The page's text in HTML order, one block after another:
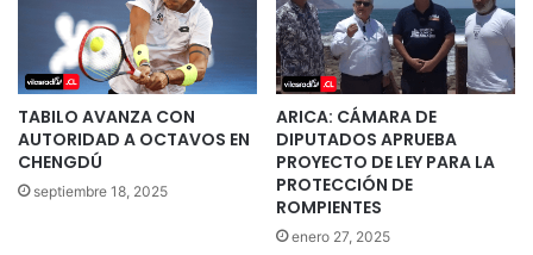
TABILO AVANZA CON
AUTORIDAD A OCTAVOS EN
CHENGDÚ
septiembre 18, 2025
ARICA: CÁMARA DE
DIPUTADOS APRUEBA
PROYECTO DE LEY PARA LA
PROTECCIÓN DE
ROMPIENTES
enero 27, 2025